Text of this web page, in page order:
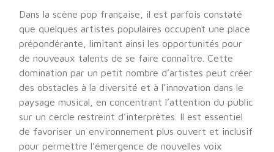
Dans la scène pop française, il est parfois constaté
que quelques artistes populaires occupent une place
prépondérante, limitant ainsi les opportunités pour
de nouveaux talents de se faire connaître. Cette
domination par un petit nombre d’artistes peut créer
des obstacles à la diversité et à l’innovation dans le
paysage musical, en concentrant l’attention du public
sur un cercle restreint d’interprètes. Il est essentiel
de favoriser un environnement plus ouvert et inclusif
pour permettre l’émergence de nouvelles voix